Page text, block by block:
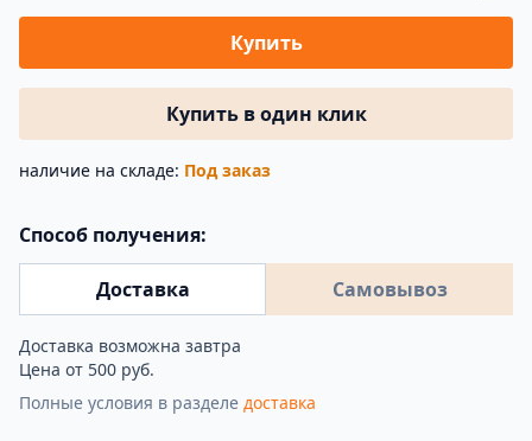
Купить
Купить в один клик
наличие на складе: Под заказ
Способ получения:
Доставка Самовывоз
Доставка возможна завтра
Цена от 500 руб.
Полные условия в разделе доставка